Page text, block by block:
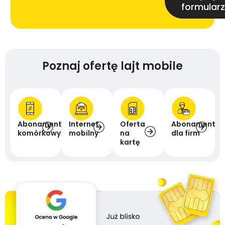
formularz
Poznaj ofertę lajt mobile
Abonament
komórkowy
Internet
mobilny
Oferta
na
kartę
Abonament
dla firm